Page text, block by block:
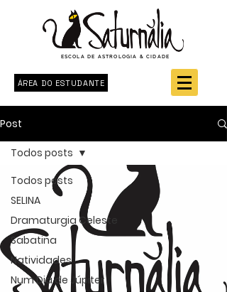
ESCOLA DE ASTROLOGIA & CIDADE
ÁREA DO ESTUDANTE
Post
Todos posts
SELINA
Dramaturgia Celeste
Sabatina
Natividades
Num Dia de Júpiter
Todos posts